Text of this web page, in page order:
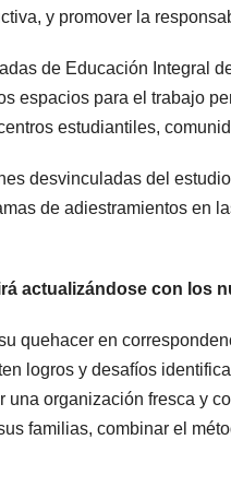
y promover la
de Educación Integral
espacios para el trabajo
estudiantiles,
desvinculadas del
de adiestramientos en
actualizándose con los
quehacer en
logros y desafíos
organización fresca y
familias, combinar el